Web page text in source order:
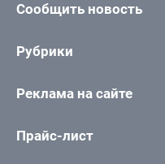
Сообщить новость
Рубрики
Реклама на сайте
Прайс-лист